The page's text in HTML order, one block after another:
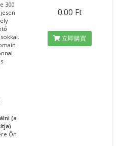
300
(a
Ön
0.00 Ft
立即購買